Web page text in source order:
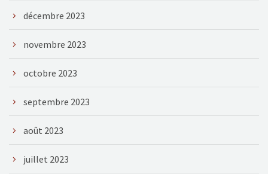
décembre 2023
novembre 2023
octobre 2023
septembre 2023
août 2023
juillet 2023